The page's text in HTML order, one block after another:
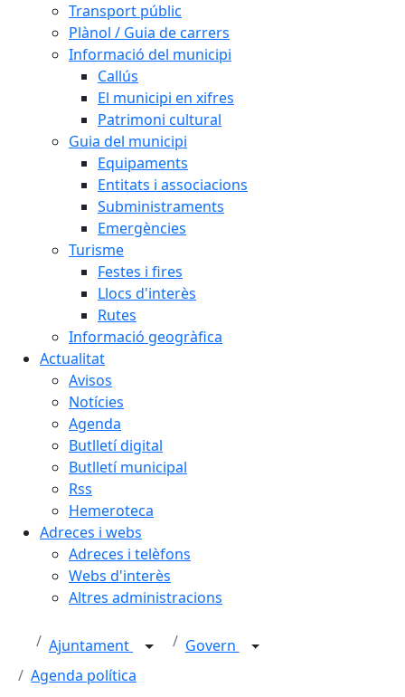
Transport públic
Plànol / Guia de carrers
Informació del municipi
Callús
El municipi en xifres
Patrimoni cultural
Guia del municipi
Equipaments
Entitats i associacions
Subministraments
Emergències
Turisme
Festes i fires
Llocs d'interès
Rutes
Informació geogràfica
Actualitat
Avisos
Notícies
Agenda
Butlletí digital
Butlletí municipal
Rss
Hemeroteca
Adreces i webs
Adreces i telèfons
Webs d'interès
Altres administracions
Ajuntament
Govern
Agenda política